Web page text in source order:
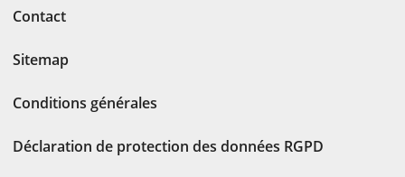
Contact
Sitemap
Conditions générales
Déclaration de protection des données RGPD